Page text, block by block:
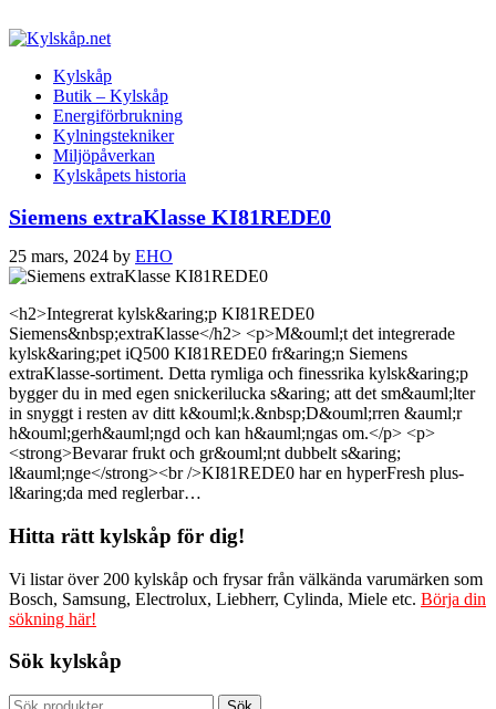
Kylskåp
Butik – Kylskåp
Energiförbrukning
Kylningstekniker
Miljöpåverkan
Kylskåpets historia
Siemens extraKlasse KI81REDE0
25 mars, 2024 by EHO
<h2>Integrerat kylsk&aring;p KI81REDE0
Siemens&nbsp;extraKlasse</h2> <p>M&ouml;t det integrerade
kylsk&aring;pet iQ500 KI81REDE0 fr&aring;n Siemens
extraKlasse-sortiment. Detta rymliga och finessrika kylsk&aring;p
bygger du in med egen snickerilucka s&aring; att det sm&auml;lter
in snyggt i resten av ditt k&ouml;k.&nbsp;D&ouml;rren &auml;r
h&ouml;gerh&auml;ngd och kan h&auml;ngas om.</p> <p>
<strong>Bevarar frukt och gr&ouml;nt dubbelt s&aring;
l&auml;nge</strong><br />KI81REDE0 har en hyperFresh plus-
l&aring;da med reglerbar…
Hitta rätt kylskåp för dig!
Vi listar över 200 kylskåp och frysar från välkända varumärken som
Bosch, Samsung, Electrolux, Liebherr, Cylinda, Miele etc. Börja din
sökning här!
Sök kylskåp
Sök